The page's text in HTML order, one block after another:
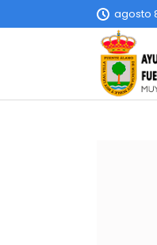
agosto